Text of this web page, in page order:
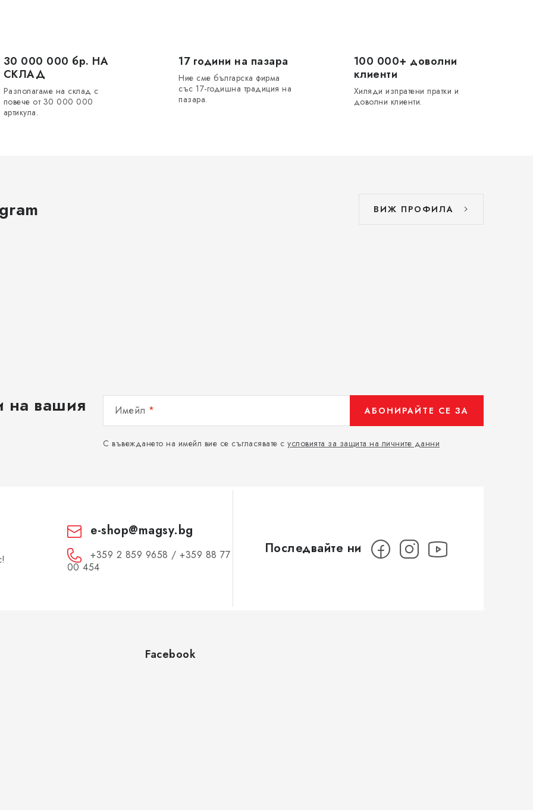
30 000 000 бр. НА
СКЛАД
Разполагаме на склад с
повече от 30 000 000
артикула.
17 години на пазара
Ние сме българска фирма
със 17-годишна традиция на
пазара.
100 000+ доволни
клиенти
Хиляди изпратени пратки и
доволни клиенти.
ВИЖ ПРОФИЛА
на вашия
Имейл
С въвеждането на имейл вие се съгласявате с условията за защита на личните данни
АБОНИРАЙТЕ СЕ ЗА
e-shop@magsy.bg
+359 2 859 9658 / +359 88 77
00 454
Facebook